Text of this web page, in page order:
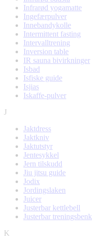
Infrarød yogamatte
Ingefærpulver
Innebandykolle
Intermittent fasting
Intervalltrening
Inversion table
IR sauna bivirkninger
Isbad
Isfiske guide
Isjias
Iskaffe-pulver
J
Jaktdress
Jaktkniv
Jaktutstyr
Jentesykkel
Jern tilskudd
Jiu jitsu guide
Jodix
Jordingslaken
Juicer
Justerbar kettlebell
Justerbar treningsbenk
K